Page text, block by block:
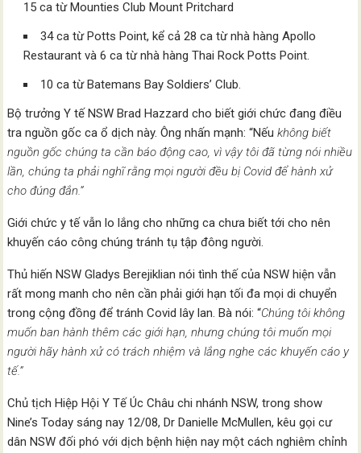
15 ca từ Mounties Club Mount Pritchard
34 ca từ Potts Point, kể cả 28 ca từ nhà hàng Apollo
Restaurant và 6 ca từ nhà hàng Thai Rock Potts Point.
10 ca từ Batemans Bay Soldiers’ Club.
Bộ trưởng Y tế NSW Brad Hazzard cho biết giới chức đang điều
tra nguồn gốc ca ổ dịch này. Ông nhấn mạnh: “Nếukhông biết
nguồn gốc chúng ta cần báo động cao, vì vậy tôi đã từng nói nhiều
lần, chúng ta phải nghĩ rằng mọi người đều bị Covid để hành xử
cho đúng đắn.”
Giới chức y tế vẫn lo lắng cho những ca chưa biết tới cho nên
khuyến cáo công chúng tránh tụ tập đông người.
Thủ hiến NSW Gladys Berejiklian nói tình thế của NSW hiện vẫn
rất mong manh cho nên cần phải giới hạn tối đa mọi di chuyển
trong cộng đồng để tránh Covid lây lan. Bà nói: “Chúng tôi không
muốn ban hành thêm các giới hạn, nhưng chúng tôi muốn mọi
người hãy hành xử có trách nhiệm và lắng nghe các khuyến cáo y
tế.”
Chủ tịch Hiệp Hội Y Tế Úc Châu chi nhánh NSW, trong show
Nine’s Today sáng nay 12/08, Dr Danielle McMullen, kêu gọi cư
dân NSW đối phó với dịch bệnh hiện nay một cách nghiêm chỉnh